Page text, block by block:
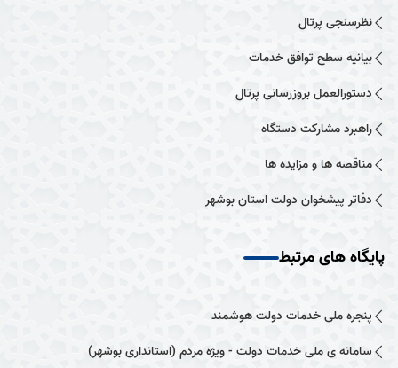
نظرسنجی پرتال
بیانیه سطح توافق خدمات
دستورالعمل بروزرسانی پرتال
راهبرد مشارکت دستگاه
مناقصه ها و مزایده ها
دفاتر پیشخوان دولت استان بوشهر
پایگاه های مرتبط
پنجره ملی خدمات دولت هوشمند
سامانه ی ملی خدمات دولت - ویژه مردم (استانداری بوشهر)